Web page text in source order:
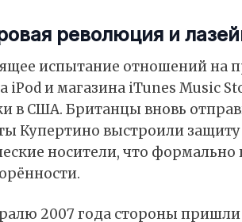
революция и
испытание отношений на
iPod и магазина iTunes Music
в США. Британцы вновь
Купертино выстроили
носители, что
2007 года стороны